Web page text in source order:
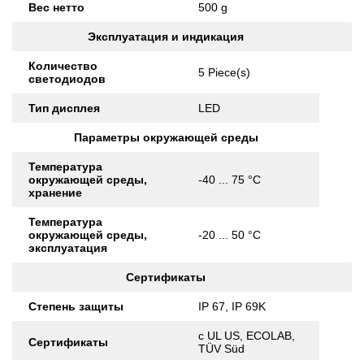
Вес нетто 500 g
Эксплуатация и индикация
Количество
светодиодов
5 Piece(s)
Тип дисплея LED
Параметры окружающей среды
Температура
окружающей среды,
хранение
-40 ... 75 °C
Температура
окружающей среды,
эксплуатация
-20 ... 50 °C
Сертификаты
Степень защиты IP 67, IP 69K
Сертификаты
c UL US, ECOLAB,
TÜV Süd